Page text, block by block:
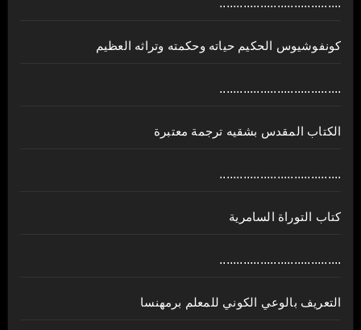
....................................
كونفوشيوس الحكيم حياته وحكمته وتراثه العظيم
....................................
الكتاب المقدس بشقيه ترجمة معتبرة
....................................
كتاب التوراة السامرية
....................................
ﺍﻟﺘﻌﺮﻳﻒ ﺑﺎﻟﻮﻋﻲ ﺍﻟﻜﻮﻧﻲ للمعلم برمهنسا